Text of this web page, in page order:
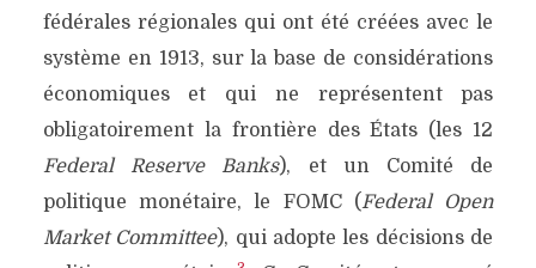
fédérales régionales qui ont été créées avec le
système en 1913, sur la base de considérations
économiques et qui ne représentent pas
obligatoirement la frontière des États (les 12
Federal Reserve Banks), et un Comité de
politique monétaire, le FOMC (Federal Open
Market Committee), qui adopte les décisions de